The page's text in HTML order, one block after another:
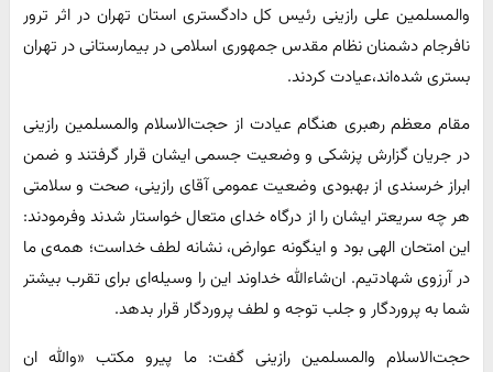
والمسلمین علی رازینی رئیس کل دادگستری استان تهران در اثر ترور
نافرجام دشمنان نظام مقدس جمهوری اسلامی در بیمارستانی در تهران
بستری شده‌اند،عیادت کردند.
مقام معظم رهبری هنگام عیادت از حجت‌الاسلام والمسلمین رازینی
در جریان گزارش پزشکی و وضعیت جسمی ایشان قرار گرفتند و ضمن
ابراز خرسندی از بهبودی وضعیت عمومی آقای رازینی، صحت و سلامتی
هر چه سریعتر ایشان را از درگاه خدای متعال خواستار شدند وفرمودند:
این امتحان الهی بود و اینگونه عوارض، نشانه لطف خداست؛ همه‌ی ما
در آرزوی شهادتیم. ان‌شاءالله خداوند این را وسیله‌ای برای تقرب بیشتر
شما به پروردگار و جلب توجه و لطف پروردگار قرار بدهد.
حجت‌الاسلام والمسلمین رازینی گفت: ما پیرو مکتب «والله ان